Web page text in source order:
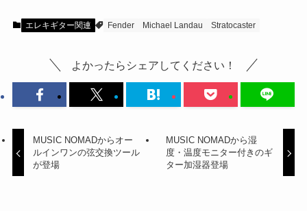
エレキギター関連 Fender Michael Landau Stratocaster
よかったらシェアしてください！
MUSIC NOMADからオー
ルインワンの弦交換ツール
が登場
MUSIC NOMADから湿
度・温度モニター付きのギ
ター加湿器登場